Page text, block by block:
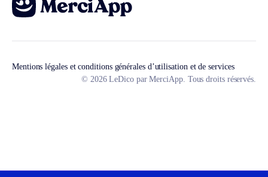
Mentions légales et conditions générales d’utilisation et de services
© 2026 LeDico par MerciApp. Tous droits réservés.